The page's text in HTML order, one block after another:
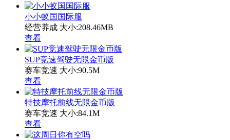
小小蚁国国际服
经营养成 大小:208.46MB
查看
SUP竞速驾驶无限金币版
赛车竞速 大小:90.5M
查看
特技摩托前线无限金币版
赛车竞速 大小:84.1M
查看